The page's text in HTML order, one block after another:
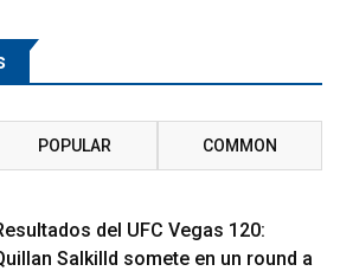
POPULAR COMMON
del UFC Vegas 120:
Salkilld somete en un round a